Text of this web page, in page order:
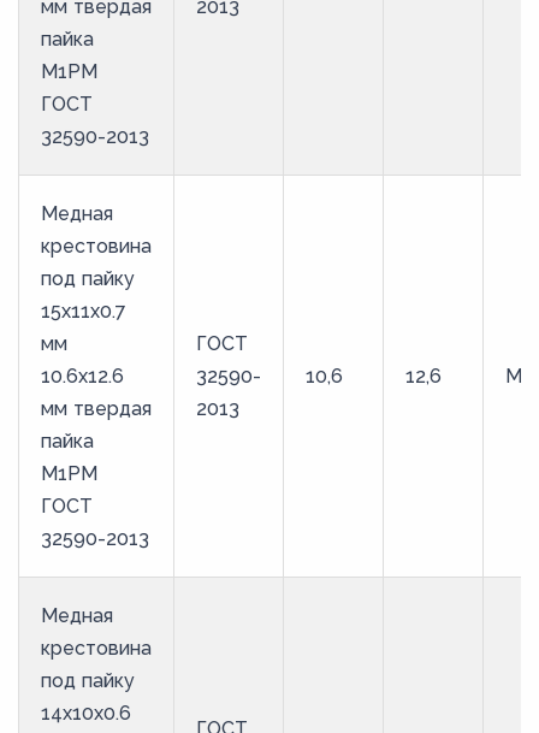
мм твердая
пайка
М1РМ
ГОСТ
32590-2013
2013
Медная
крестовина
под пайку
15х11х0.7
мм
10.6х12.6
мм твердая
пайка
М1РМ
ГОСТ
32590-2013
ГОСТ
32590-
2013
10,6 12,6
Медная
крестовина
под пайку
14х10х0.6